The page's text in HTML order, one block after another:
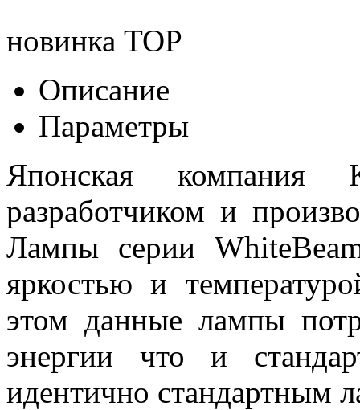
новинка TOP
Описание
Параметры
Японская компания
разработчиком и
Лампы серии
яркостью и
этом данные лампы
энергии что и
идентично стандартным